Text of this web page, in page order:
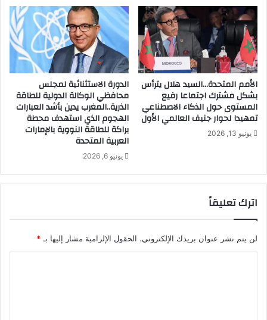
الأمم المتحدة…السيد هلال يترأس
بشكل مشترك اجتماعا رفيع
المستوى حول الذكاء الاصطناعي
تمهيدا لحوار جنيف العالمي الأول
يونيو 13, 2026
الدورة الاستثنائية لمجلس
محافظي الوكالة الدولية للطاقة
الذرية..المغرب يدين بأشد العبارات
الهجوم الذي استهدف محطة
براكة للطاقة النووية بالإمارات
العربية المتحدة
يونيو 6, 2026
اترك تعليقاً
لن يتم نشر عنوان بريدك الإلكتروني. الحقول الإلزامية مشار إليها بـ*